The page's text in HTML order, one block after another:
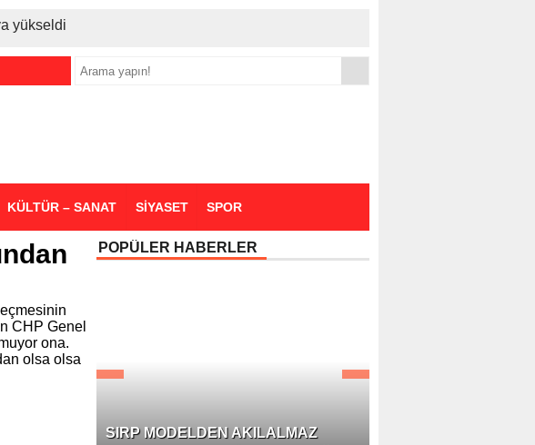
yükseldi
en büyük zammı
KÜLTÜR – SANAT SİYASET SPOR
CHP Genel
ona.
olsa olsa
POPÜLER HABERLER
SIRP MODELDEN AKILALMAZ